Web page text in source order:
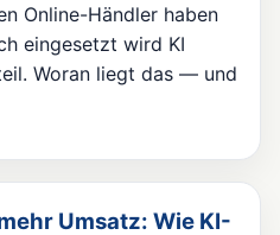
Online-Händler haben
eingesetzt wird KI
Woran liegt das — und
Umsatz: Wie KI-